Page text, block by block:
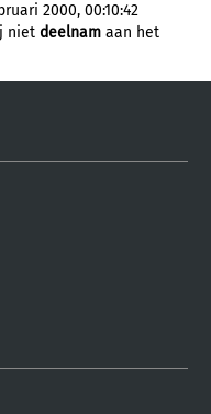
2000, 00:10:42
niet deelnam aan het